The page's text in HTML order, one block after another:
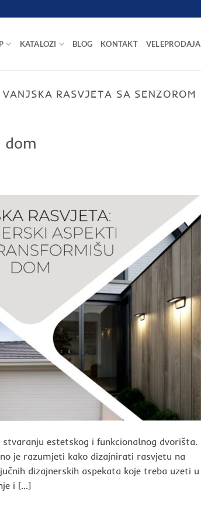
KATALOZI BLOG KONTAKT VELEPRODAJA
VANJSKA RASVJETA SA SENZOROM
dom
estetskog i funkcionalnog dvorišta.
je razumjeti kako dizajnirati rasvjetu na
dizajnerskih aspekata koje treba uzeti u
i […]